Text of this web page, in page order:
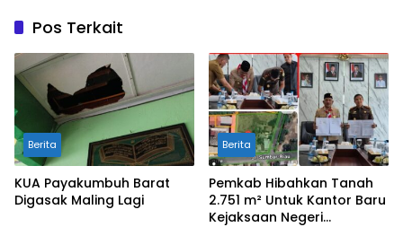
Pos Terkait
Berita
KUA Payakumbuh Barat
Digasak Maling Lagi
Berita
Pemkab Hibahkan Tanah
2.751 m² Untuk Kantor Baru
Kejaksaan Negeri